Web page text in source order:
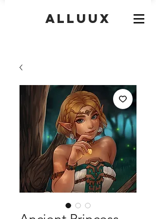
Alluux